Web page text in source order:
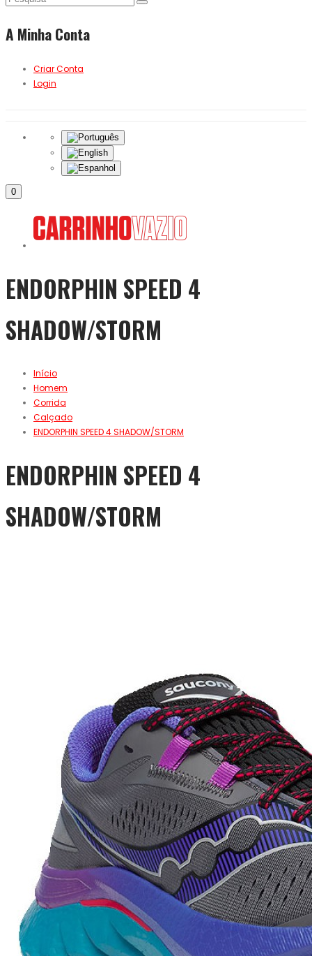
A Minha Conta
Criar Conta
Login
0
ENDORPHIN SPEED 4
SHADOW/STORM
Início
Homem
Corrida
Calçado
ENDORPHIN SPEED 4 SHADOW/STORM
ENDORPHIN SPEED 4
SHADOW/STORM